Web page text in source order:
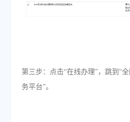
第三步：点击“在线办理”，跳到“
务平台”。